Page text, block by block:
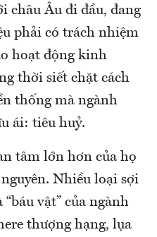
châu Âu đi đầu, đang
phải có trách nhiệm
hoạt động kinh
thời siết chặt cách
thống mà ngành
ái: tiêu huỷ.
tâm lớn hơn của họ
Nhiều loại sợi
vật” của ngành
thượng hạng, lụa